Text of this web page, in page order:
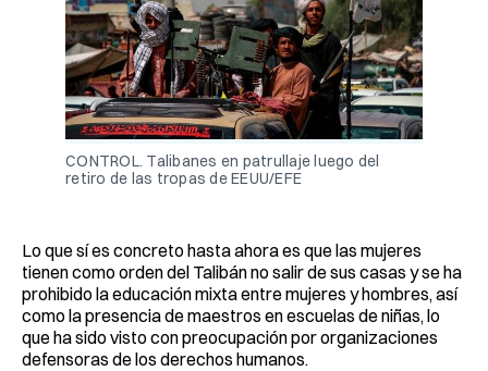
CONTROL. Talibanes en patrullaje luego del
retiro de las tropas de EEUU/EFE
Lo que sí es concreto hasta ahora es que las mujeres
tienen como orden del Talibán no salir de sus casas y se ha
prohibido la educación mixta entre mujeres y hombres, así
como la presencia de maestros en escuelas de niñas, lo
que ha sido visto con preocupación por organizaciones
defensoras de los derechos humanos.